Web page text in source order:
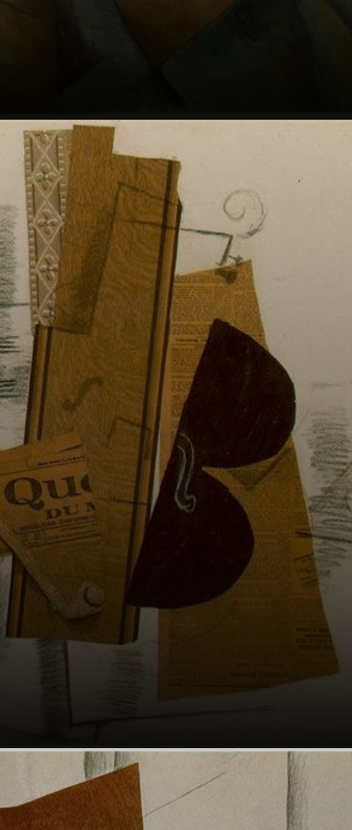
Em 1908, em
L'Estaque, Braque
criou os primeiros
quadros cubistas.
Uma nova era da
arte começou.